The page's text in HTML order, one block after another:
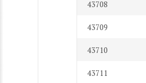
43708
43709
43710
43711